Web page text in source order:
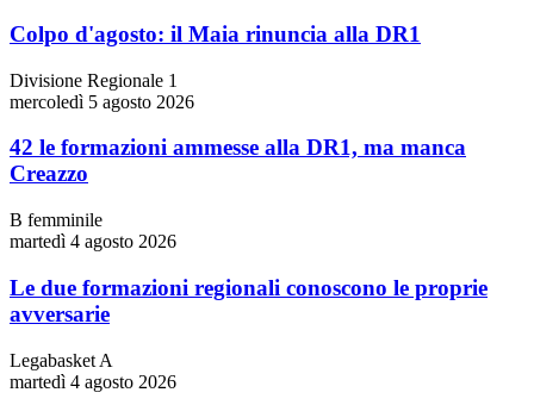
Colpo d'agosto: il Maia rinuncia alla DR1
Divisione Regionale 1
mercoledì 5 agosto 2026
42 le formazioni ammesse alla DR1, ma manca
Creazzo
B femminile
martedì 4 agosto 2026
Le due formazioni regionali conoscono le proprie
avversarie
Legabasket A
martedì 4 agosto 2026